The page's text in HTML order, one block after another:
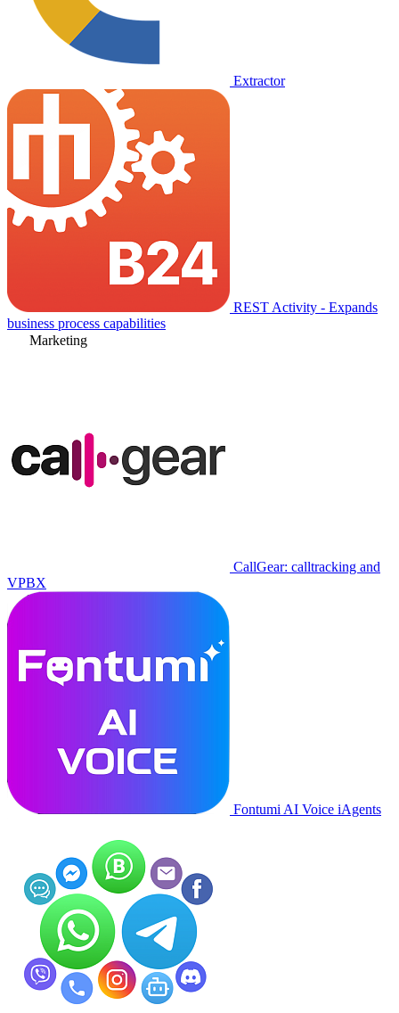
Extractor
REST Activity - Expands
business process capabilities
Marketing
CallGear: calltracking and
VPBX
Fontumi AI Voice iAgents